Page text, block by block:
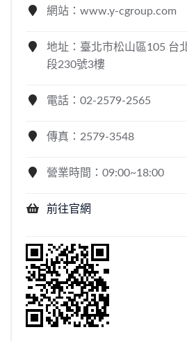
網站：www.y-cgroup.com
地址：臺北市松山區105 台
段230號3樓
電話：02-2579-2565
傳真：2579-3548
營業時間：09:00~18:00
前往官網